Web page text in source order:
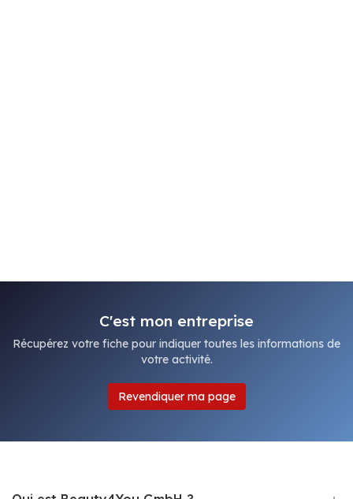
C'est mon entreprise
Récupérez votre fiche pour indiquer toutes les informations de
votre activité.
Revendiquer ma page